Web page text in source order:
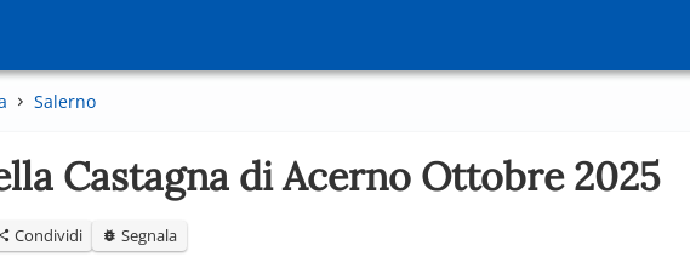
Salerno
Castagna di Acerno Ottobre 2025
Condividi Segnala